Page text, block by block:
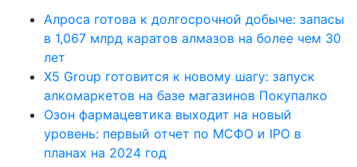
Алроса готова к долгосрочной добыче: запасы
в 1,067 млрд каратов алмазов на более чем 30
лет
X5 Group готовится к новому шагу: запуск
алкомаркетов на базе магазинов Покупалко
Озон фармацевтика выходит на новый
уровень: первый отчет по МСФО и IPO в
планах на 2024 год